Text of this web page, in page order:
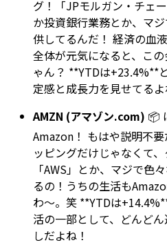
グ！「JPモルガン・チェ
か投資銀行業務とか、マ
供してるんだ！ 経済の血
全体が元気になると、こ
ゃん？ **YTDは+23.4%**
定感と成長力を見せてるよ
AMZN (アマゾン.com) 📦
Amazon！ もはや説明不
ッピングだけじゃなくて
「AWS」とか、マジで色
るの！うちの生活も
わ〜。笑 **YTDは
活の一部として、どんど
しだよね！